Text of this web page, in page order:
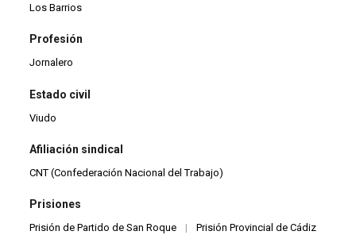
Los Barrios
Profesión
Jornalero
Estado civil
Viudo
Afiliación sindical
CNT (Confederación Nacional del Trabajo)
Prisiones
Prisión de Partido de San Roque | Prisión Provincial de Cádiz